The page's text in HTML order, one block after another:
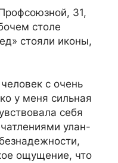
31,
столе
стояли иконы,
с очень
у меня сильная
себя
улан-
ощущение, что